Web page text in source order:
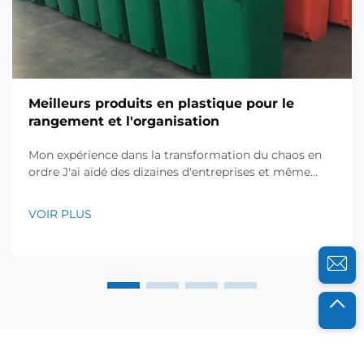
Meilleurs produits en plastique pour le
rangement et l'organisation
Mon expérience dans la transformation du chaos en
ordre J'ai aidé des dizaines d'entreprises et même
désordonnés peuvent être frustrants. L'année
VOIR PLUS